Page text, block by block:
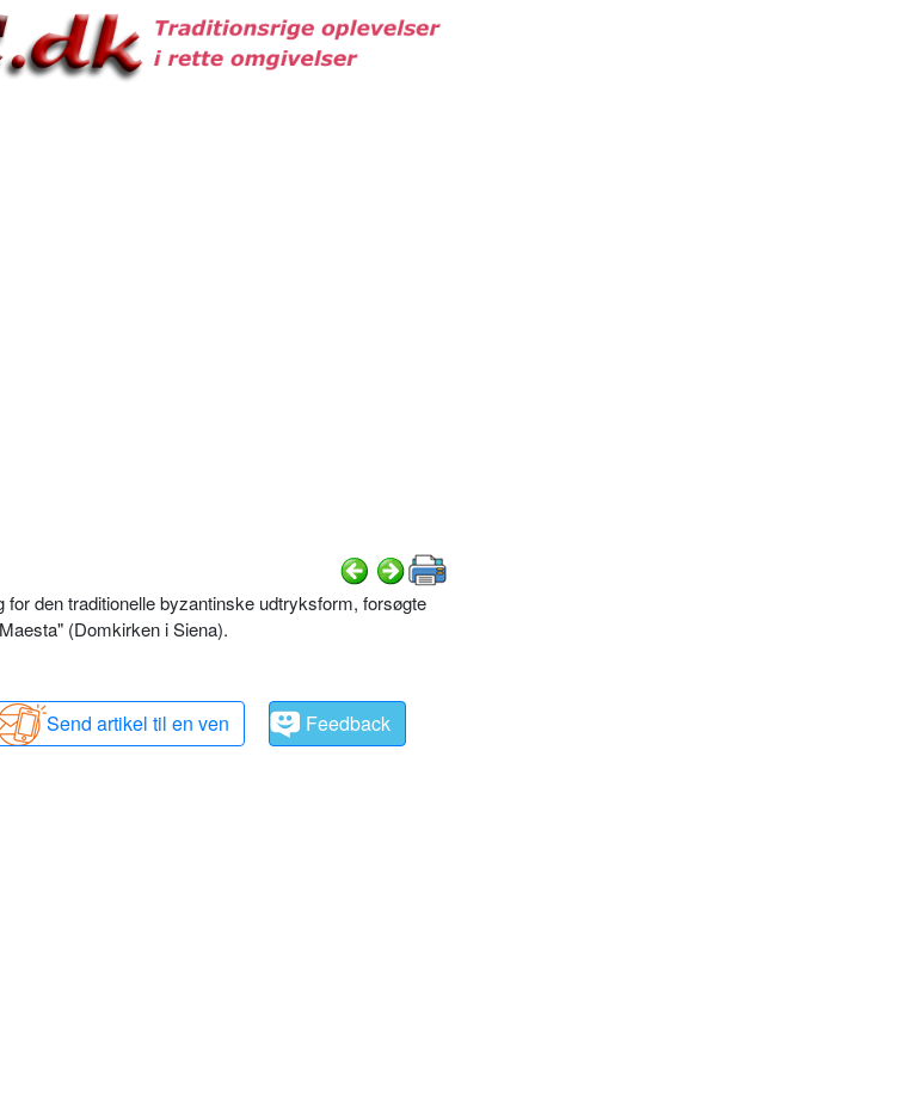
den traditionelle byzantinske udtryksform, forsøgte
(Domkirken i Siena).
Send artikel til en ven Feedback